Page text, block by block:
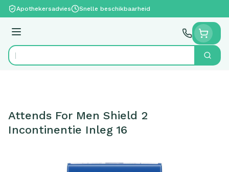
Ga naar de inhoud
Apothekersadvies Snelle beschikbaarheid
Menu
Product, merk, categorie... Zoek
Attends For Men Shield 2
Incontinentie Inleg 16